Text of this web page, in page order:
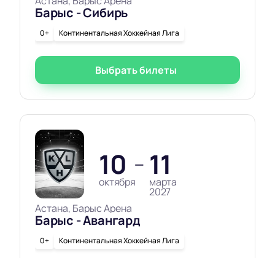
Барыс - Сибирь
0+ Континентальная Хоккейная Лига
Выбрать билеты
10
октября
— 11
марта
2027
Астана, Барыс Арена
Барыс - Авангард
0+ Континентальная Хоккейная Лига